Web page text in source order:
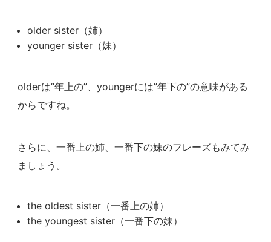
older sister（姉）
younger sister（妹）
olderは”年上の”、youngerには”年下の”の意味がある
からですね。
さらに、一番上の姉、一番下の妹のフレーズもみてみ
ましょう。
the oldest sister（一番上の姉）
the youngest sister（一番下の妹）